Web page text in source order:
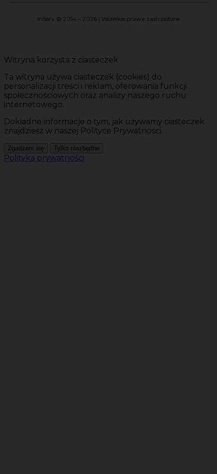
InServ © 2014 – 2026 | Wszelkie prawa zastrzeżone
Witryna korzysta z ciasteczek
Ta witryna używa ciasteczek (cookies) do
personalizacji treści i reklam, oferowania funkcji
społecznościowych oraz analizy naszego ruchu
internetowego.
Dokładne informacje o tym, jak używamy ciasteczek
znajdziesz w naszej Polityce Prywatności.
Zgadzam się Tylko niezbędne
Polityka prywatności